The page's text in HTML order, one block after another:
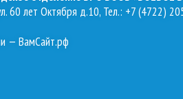
60 лет Октября д.10, Тел.: +7 (4722)
— ВамСайт.рф